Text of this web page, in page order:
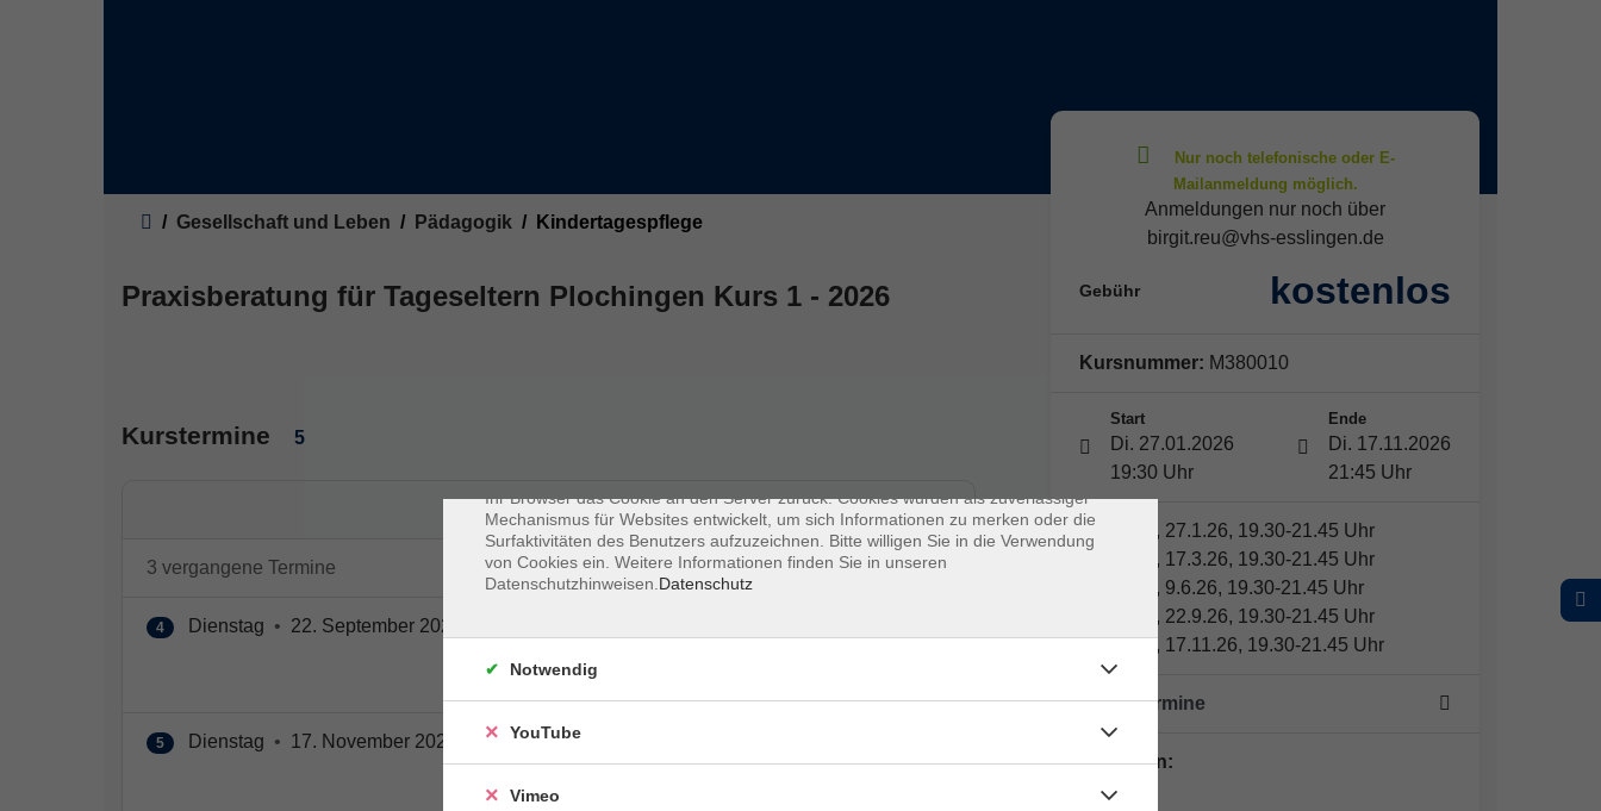
Gesellschaft und Leben Pädagogik Kindertagespflege
Praxisberatung für Tageseltern Plochingen Kurs 1 - 2026
Kurstermine 5
Ort / Raum
3 vergangene Termine
4 Dienstag • 22. September 2026
5 Dienstag • 17. November 2026 19:30 – 21:45 Uhr
Gymnasium, Gebäude
Anmeldungen nur noch über
birgit.reu@vhs-esslingen.de
Gebühr kostenlos
Kursnummer: M380010
Start
Di. 27.01.2026
19:30 Uhr
Ende
Di. 17.11.2026
21:45 Uhr
Dienstag, 27.1.26, 19.30-21.45 Uhr
Dienstag, 17.3.26, 19.30-21.45 Uhr
Dienstag, 9.6.26, 19.30-21.45 Uhr
Dienstag, 22.9.26, 19.30-21.45 Uhr
Dienstag, 17.11.26, 19.30-21.45 Uhr
5-mal Termine
Dozent*in:
gespeichert werden. Ihr Browser speichert jede Nachricht in einer kleinen Datei, die
Ihr Browser das Cookie an den Server zurück. Cookies wurden als zuverlässiger
Mechanismus für Websites entwickelt, um sich Informationen zu merken oder die
Surfaktivitäten des Benutzers aufzuzeichnen. Bitte willigen Sie in die Verwendung
von Cookies ein. Weitere Informationen finden Sie in unseren
Datenschutzhinweisen. Datenschutz
×
Notwendig
YouTube
Vimeo